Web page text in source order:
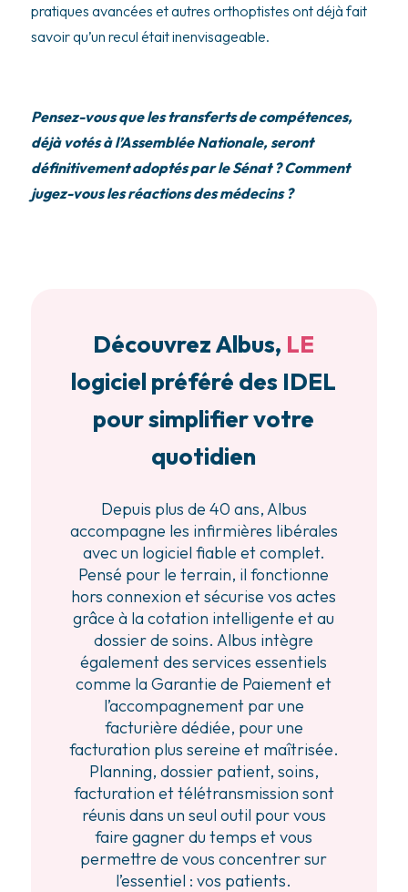
pratiques avancées et autres orthoptistes ont déjà fait
savoir qu’un recul était inenvisageable.
Pensez-vous que les transferts de compétences,
déjà votés à l’Assemblée Nationale, seront
définitivement adoptés par le Sénat ? Comment
jugez-vous les réactions des médecins ?
Découvrez Albus, LE
logiciel préféré des IDEL
pour simplifier votre
quotidien
Depuis plus de 40 ans, Albus
accompagne les infirmières libérales
avec un logiciel fiable et complet.
Pensé pour le terrain, il fonctionne
hors connexion et sécurise vos actes
grâce à la cotation intelligente et au
dossier de soins. Albus intègre
également des services essentiels
comme la Garantie de Paiement et
l’accompagnement par une
facturière dédiée, pour une
facturation plus sereine et maîtrisée.
Planning, dossier patient, soins,
facturation et télétransmission sont
réunis dans un seul outil pour vous
faire gagner du temps et vous
permettre de vous concentrer sur
l’essentiel : vos patients.